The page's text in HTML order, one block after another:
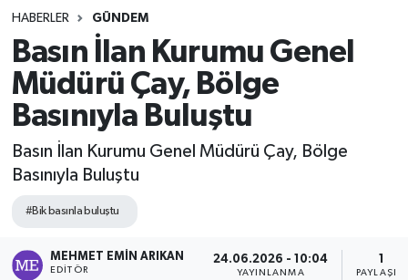
HABERLER GÜNDEM
Basın İlan Kurumu Genel
Müdürü Çay, Bölge
Basınıyla Buluştu
Basın İlan Kurumu Genel Müdürü Çay, Bölge
Basınıyla Buluştu
#Bik basınla buluştu
MEHMET EMIN ARIKAN
EDITÖR
24.06.2026 - 10:04
YAYINLANMA
1
PAYLAŞIM
Tüm Manşetler
Son Dakika Haberleri
Haber Arşivi